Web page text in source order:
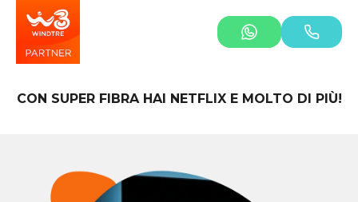
CON SUPER FIBRA HAI NETFLIX E MOLTO DI PIÙ!